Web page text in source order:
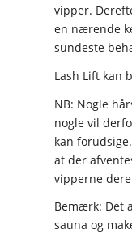
vipper.
en nærende
sundeste
Lash Lift kan
NB: Nogle
nogle vil
kan
at der
vipperne
Bemærk: Det
sauna og